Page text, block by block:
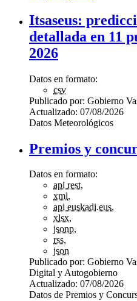
Itsaseus:
detallada en 11
2026
Datos en formato:
csv
Publicado por: Gobierno
Actualizado: 07/08/2026
Datos Meteorológicos
Premios y
Datos en formato:
api rest,
xml,
api euskadi.eus,
xlsx,
jsonp,
rss,
json
Publicado por: Gobierno
Digital y Autogobierno
Actualizado: 07/08/2026
Datos de Premios y